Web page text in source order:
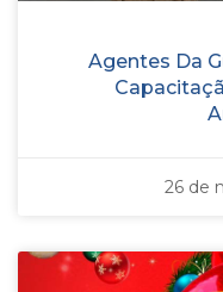
Agentes Da
26 de